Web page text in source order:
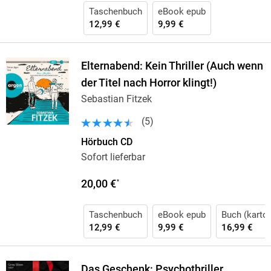
Taschenbuch
12,99 €
eBook epub
9,99 €
Elternabend: Kein Thriller (Auch wenn
der Titel nach Horror klingt!)
Sebastian Fitzek
(5)
Hörbuch CD
Sofort lieferbar
20,00 €*
Taschenbuch
12,99 €
eBook epub
9,99 €
Buch
16,99 €